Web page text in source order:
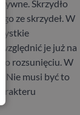
Skrzydło
ze skrzydeł.W
je już na
rozsunięciu. W
Nie musi być to